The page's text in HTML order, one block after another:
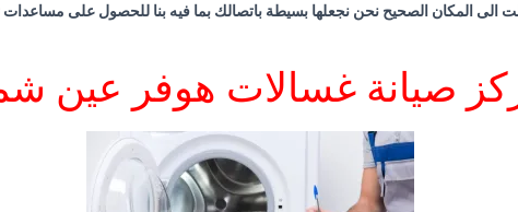
الى المكان الصحيح نحن نجعلها بسيطة باتصالك بما فيه بنا للحصول على مساعدات
صيانة غسالات هوفر عين